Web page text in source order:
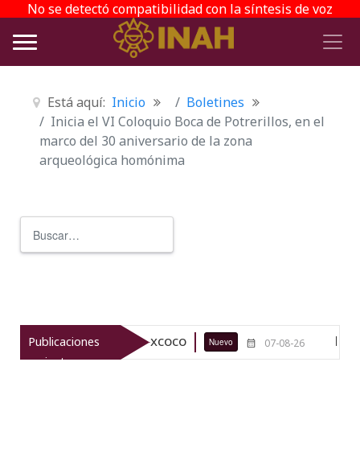
No se detectó compatibilidad con la síntesis de voz
Está aquí: Inicio
Boletines
Inicia el VI Coloquio Boca de Potrerillos, en el
marco del 30 aniversario de la zona
arqueológica homónima
Publicaciones
recientes
de Texcoco Nuevo 07-08-26 El viaje del